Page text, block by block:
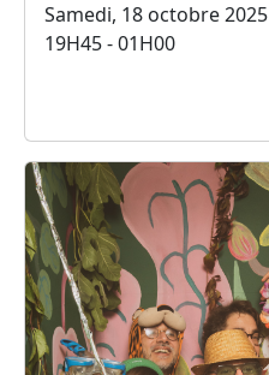
Samedi, 18 octobre 2025
19H45 - 01H00